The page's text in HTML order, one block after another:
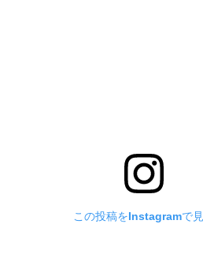
この投稿をInstagramで